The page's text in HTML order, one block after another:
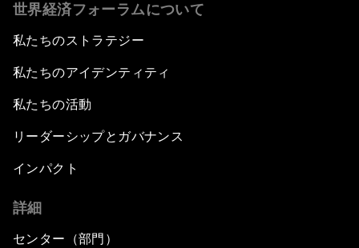
世界経済フォーラムについて
私たちのストラテジー
私たちのアイデンティティ
私たちの活動
リーダーシップとガバナンス
インパクト
詳細
センター（部門）